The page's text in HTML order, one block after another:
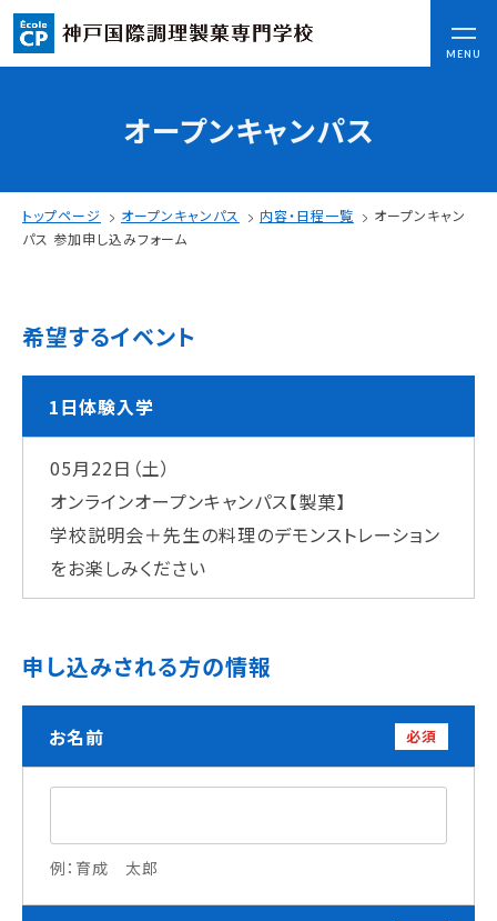
MENU
CLOSE
ここから始まる私の未来
日本全国から集まる学生たち
AO入試
指定校推薦入試
一般入試
学校案内
学校法人 育成学園の歩み
理事長メッセージ
学費サポート
Wライセンスコース
オープンキャンパス
トップページ オープンキャンパス 内容・日程一覧
オープンキャン
パス 参加申し込みフォーム
希望するイベント
1日体験入学
05月22日（土）
オンラインオープンキャンパス【製菓】
学校説明会＋先生の料理のデモンストレーション
をお楽しみください
申し込みされる方の情報
お名前 必須
例：育成 太郎